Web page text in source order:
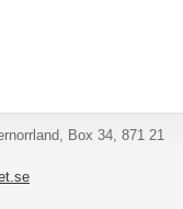
Box 34, 871 21